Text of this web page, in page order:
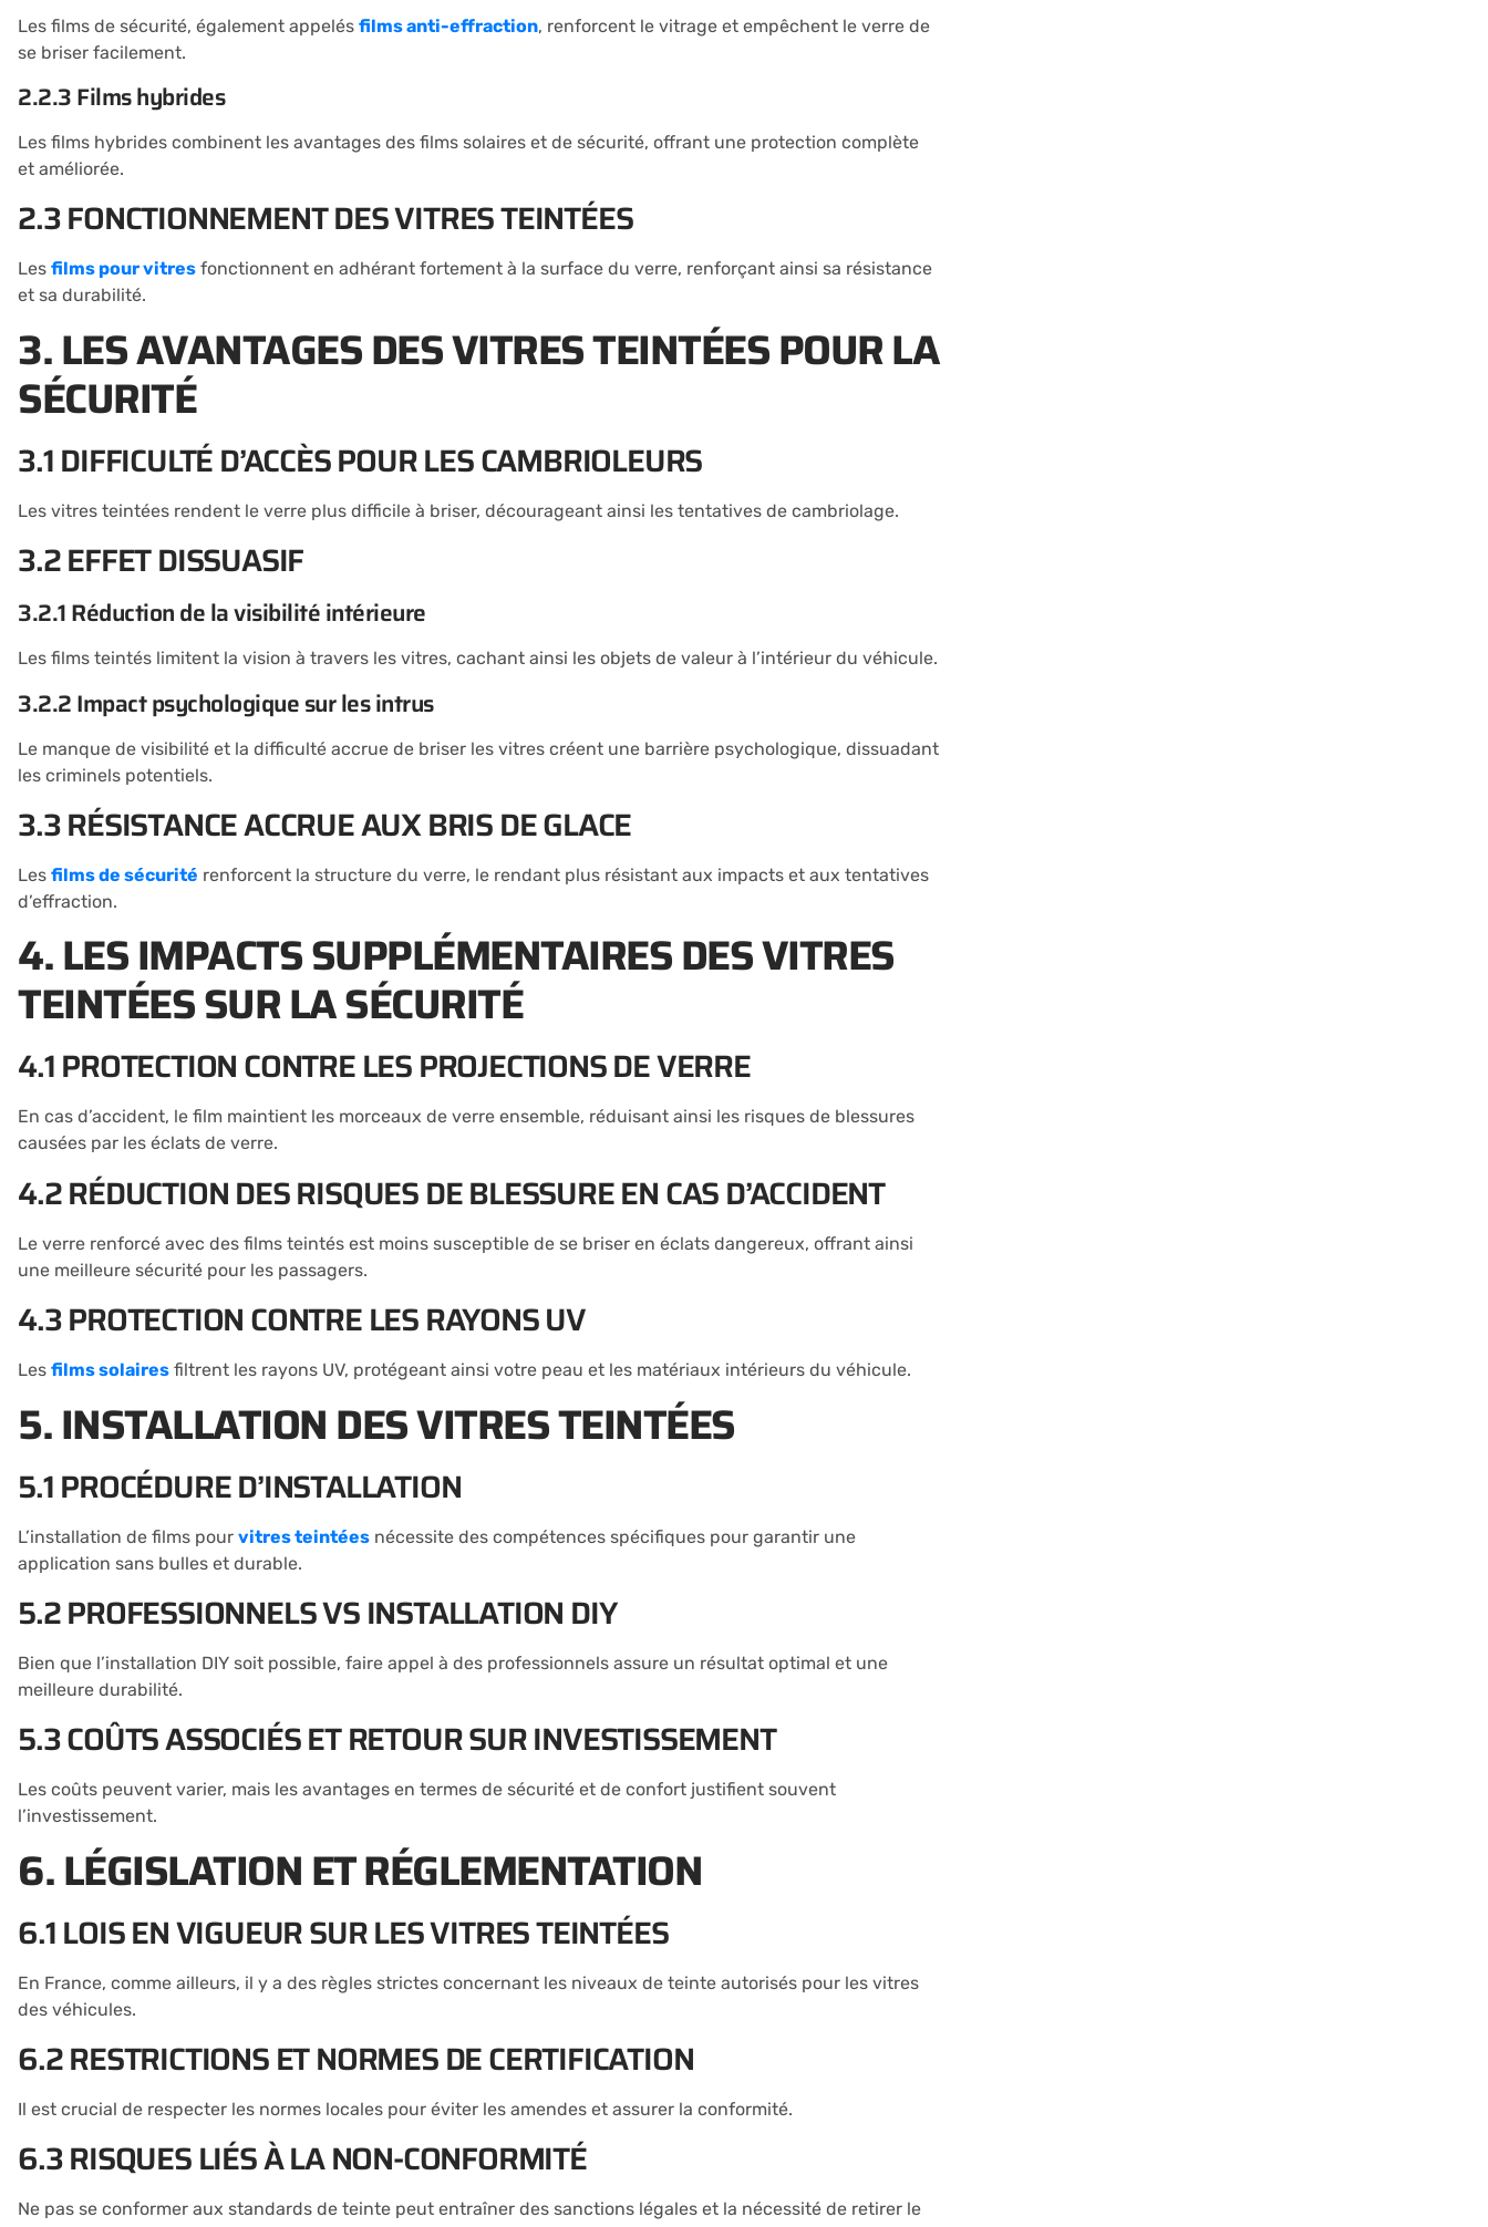
Les films de sécurité, également appelés films anti-effraction, renforcent le vitrage et empêchent le verre de
se briser facilement.
2.2.3 Films hybrides
Les films hybrides combinent les avantages des films solaires et de sécurité, offrant une protection complète
et améliorée.
2.3 FONCTIONNEMENT DES VITRES TEINTÉES
Les films pour vitres fonctionnent en adhérant fortement à la surface du verre, renforçant ainsi sa résistance
et sa durabilité.
3. LES AVANTAGES DES VITRES TEINTÉES POUR LA
SÉCURITÉ
3.1 DIFFICULTÉ D’ACCÈS POUR LES CAMBRIOLEURS
Les vitres teintées rendent le verre plus difficile à briser, décourageant ainsi les tentatives de cambriolage.
3.2 EFFET DISSUASIF
3.2.1 Réduction de la visibilité intérieure
Les films teintés limitent la vision à travers les vitres, cachant ainsi les objets de valeur à l’intérieur du véhicule.
3.2.2 Impact psychologique sur les intrus
Le manque de visibilité et la difficulté accrue de briser les vitres créent une barrière psychologique, dissuadant
les criminels potentiels.
3.3 RÉSISTANCE ACCRUE AUX BRIS DE GLACE
Les films de sécurité renforcent la structure du verre, le rendant plus résistant aux impacts et aux tentatives
d’effraction.
4. LES IMPACTS SUPPLÉMENTAIRES DES VITRES
TEINTÉES SUR LA SÉCURITÉ
4.1 PROTECTION CONTRE LES PROJECTIONS DE VERRE
En cas d’accident, le film maintient les morceaux de verre ensemble, réduisant ainsi les risques de blessures
causées par les éclats de verre.
4.2 RÉDUCTION DES RISQUES DE BLESSURE EN CAS D’ACCIDENT
Le verre renforcé avec des films teintés est moins susceptible de se briser en éclats dangereux, offrant ainsi
une meilleure sécurité pour les passagers.
4.3 PROTECTION CONTRE LES RAYONS UV
Les films solaires filtrent les rayons UV, protégeant ainsi votre peau et les matériaux intérieurs du véhicule.
5. INSTALLATION DES VITRES TEINTÉES
5.1 PROCÉDURE D’INSTALLATION
L’installation de films pour vitres teintées nécessite des compétences spécifiques pour garantir une
application sans bulles et durable.
5.2 PROFESSIONNELS VS INSTALLATION DIY
Bien que l’installation DIY soit possible, faire appel à des professionnels assure un résultat optimal et une
meilleure durabilité.
5.3 COÛTS ASSOCIÉS ET RETOUR SUR INVESTISSEMENT
Les coûts peuvent varier, mais les avantages en termes de sécurité et de confort justifient souvent
l’investissement.
6. LÉGISLATION ET RÉGLEMENTATION
6.1 LOIS EN VIGUEUR SUR LES VITRES TEINTÉES
En France, comme ailleurs, il y a des règles strictes concernant les niveaux de teinte autorisés pour les vitres
des véhicules.
6.2 RESTRICTIONS ET NORMES DE CERTIFICATION
Il est crucial de respecter les normes locales pour éviter les amendes et assurer la conformité.
6.3 RISQUES LIÉS À LA NON-CONFORMITÉ
Ne pas se conformer aux standards de teinte peut entraîner des sanctions légales et la nécessité de retirer le